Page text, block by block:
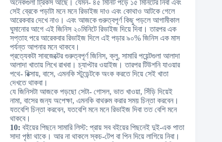
অনেকগুলা ট্রিকস আছে। যেমন- ৪৫ মিনিট পড়ে ১৫ মিনিটের নিবা এবং
সেই ব্রেকে পড়াটা মনে মনে রিভাইজ দাও এবং কোথাও আটকে গেলে
আরেকবার দেখে নাও। এবং আজকে গুরুত্বপূর্ণ কিছু পড়লে আগামীকাল
ঘুমানোর আগে এই জিনিস ২০মিনিটে রিভাইজ দিয়ে দিবা। তারপর এক
সপ্তাহ পরে আরেকবার রিভাইজ দিলে এই পড়ার ৯০% জিনিস এক মাস
পর্যন্ত আপনার মনে থাকবে।
প্রত্যেকটা সাবজেক্টের গুরুত্বপূর্ণ জিনিস, ক্লু, সামারি পয়েন্টগুলা আলাদা
আলাদা খাতায় লিখে রাখবা। চ্যাপ্টার ওয়াইজ। তারপর টিউশনি যাওয়ার
পথে- রিক্সায়, বাসে, এমনকি স্টুডেন্টকে অংক করতে দিয়ে সেই খাতা
দেখতে থাকবা।
যে জিনিসটা আজকে পড়ছো সেটা- গোসল, ভাত খাওয়া, সিঁড়ি দিয়েই
নামা, বাসের জন্য অপেক্ষা, এমনকি বাথরুম করার সময় চিন্তা করবেন।
যতবেশি চিন্তা করবেন, যতবেশি মনে মনে রিভাইজ দিবা তত বেশি মনে
থাকবে।
10: বইয়ের পিছনে সামারি লিস্ট: প্রায় সব বইয়ের পিছনেই দুই-এক পাতা
সাদা পৃষ্ঠা থাকে। আর না থাকলে স্কচ-টেপ বা পিন দিয়ে লাগিয়ে নিবা।